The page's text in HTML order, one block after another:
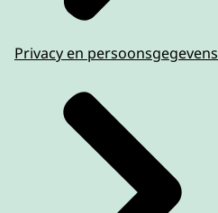
Privacy en persoonsgegevens